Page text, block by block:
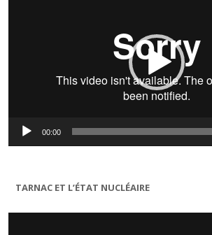
00:00
TARNAC ET L’ÉTAT NUCLÉAIRE
Lecteur